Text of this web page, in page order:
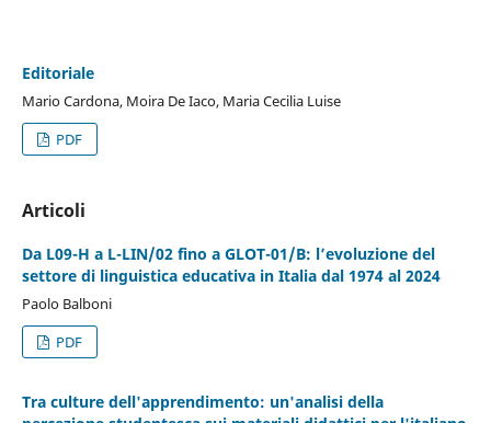
Editoriale
Mario Cardona, Moira De Iaco, Maria Cecilia Luise
PDF
Articoli
Da L09-H a L-LIN/02 fino a GLOT-01/B: l’evoluzione del
settore di linguistica educativa in Italia dal 1974 al 2024
Paolo Balboni
PDF
Tra culture dell'apprendimento: un'analisi della